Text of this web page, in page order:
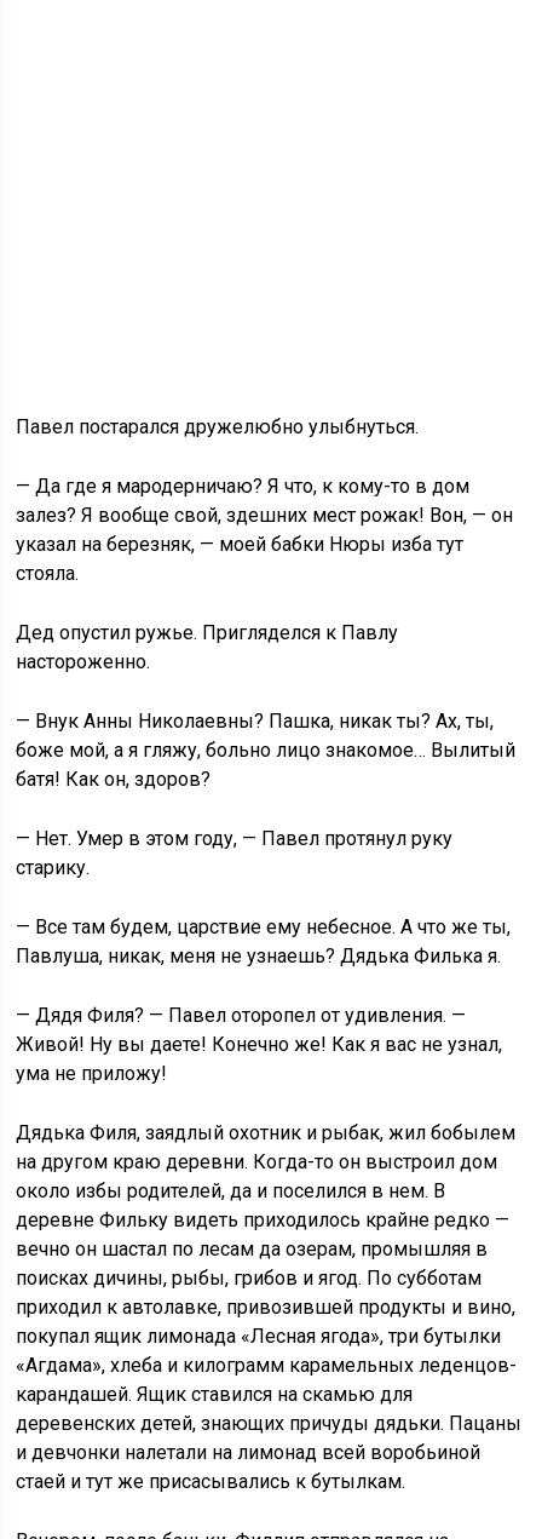
Павел постарался дружелюбно улыбнуться.
— Да где я мародерничаю? Я что, к кому-то в дом
залез? Я вообще свой, здешних мест рожак! Вон, — он
указал на березняк, — моей бабки Нюры изба тут
стояла.
Дед опустил ружье. Пригляделся к Павлу
настороженно.
— Внук Анны Николаевны? Пашка, никак ты? Ах, ты,
боже мой, а я гляжу, больно лицо знакомое… Вылитый
батя! Как он, здоров?
— Нет. Умер в этом году, — Павел протянул руку
старику.
— Все там будем, царствие ему небесное. А что же ты,
Павлуша, никак, меня не узнаешь? Дядька Филька я.
— Дядя Филя? — Павел оторопел от удивления. —
Живой! Ну вы даете! Конечно же! Как я вас не узнал,
ума не приложу!
Дядька Филя, заядлый охотник и рыбак, жил бобылем
на другом краю деревни. Когда-то он выстроил дом
около избы родителей, да и поселился в нем. В
деревне Фильку видеть приходилось крайне редко —
вечно он шастал по лесам да озерам, промышляя в
поисках дичины, рыбы, грибов и ягод. По субботам
приходил к автолавке, привозившей продукты и вино,
покупал ящик лимонада «Лесная ягода», три бутылки
«Агдама», хлеба и килограмм карамельных леденцов-
карандашей. Ящик ставился на скамью для
деревенских детей, знающих причуды дядьки. Пацаны
и девчонки налетали на лимонад всей воробьиной
стаей и тут же присасывались к бутылкам.